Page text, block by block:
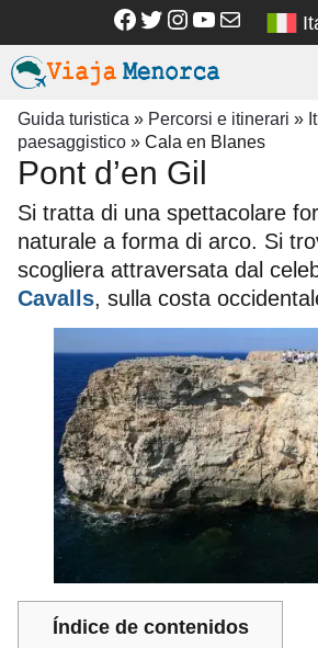
contenuto
Facebook
Twitter
Instagram
YouTube
Email
Guida turistica » Percorsi e itinerari »
paesaggistico » Cala en Blanes
Pont d’en Gil
Si tratta di una spettacolare
naturale a forma di arco. Si
scogliera attraversata dal
Cavalls, sulla costa
Índice de contenidos